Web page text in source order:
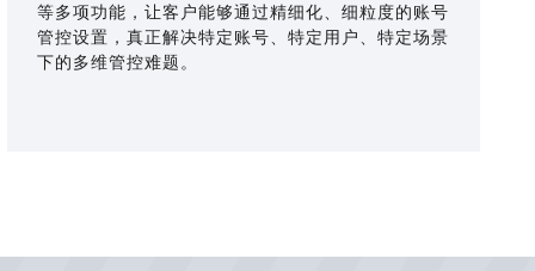
等多项功能，让客户能够通过精细化、细粒度的账号
管控设置，真正解决特定账号、特定用户、特定场景
下的多维管控难题。